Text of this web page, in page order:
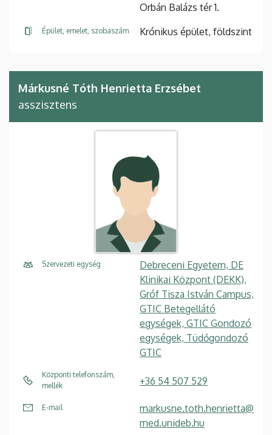
Orbán Balázs tér 1.
Épület, emelet, szobaszám Krónikus épület, földszint
Márkusné Tóth Henrietta Erzsébet
asszisztens
Szervezeti egység
Debreceni Egyetem, DE
Klinikai Központ (DEKK),
Gróf Tisza István Campus,
GTIC Betegellátó
egységek, GTIC Gondozó
egységek, Tüdőgondozó
GTIC
Központi telefonszám,
mellék
+36 54 507 529
E-mail
markusne.toth.henrietta@
med.unideb.hu